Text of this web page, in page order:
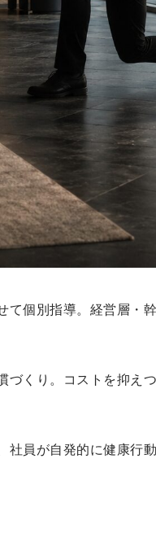
個別指導。経営層・
くり。コストを抑え
員が自発的に健康行